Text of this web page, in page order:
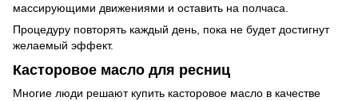
массирующими движениями и оставить на полчаса.
Процедуру повторять каждый день, пока не будет достигнут
желаемый эффект.
Касторовое масло для ресниц
Многие люди решают купить касторовое масло в качестве